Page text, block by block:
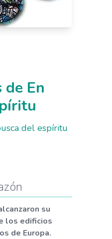
de En
del espíritu
su
los edificios
de Europa.